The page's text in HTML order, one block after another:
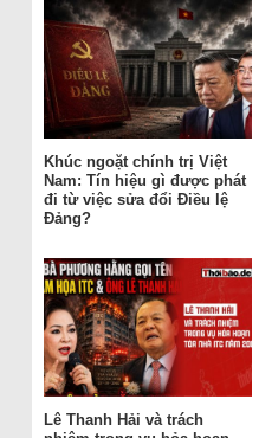
Khúc ngoặt chính trị Việt
Nam: Tín hiệu gì được phát
đi từ việc sửa đổi Điều lệ
Đảng?
Lê Thanh Hải và trách